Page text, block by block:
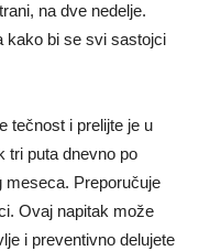
na dve nedelje.
kako bi se svi sastojci
tečnost i prelijte je u
tri puta dnevno po
meseca. Preporučuje
Ovaj napitak može
i preventivno delujete